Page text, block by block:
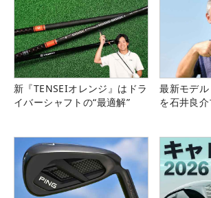
新『TENSEIオレンジ』はドラ
イバーシャフトの“最適解”
最新モデル
を石井良